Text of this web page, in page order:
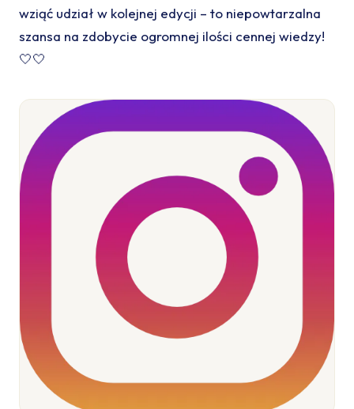
wziąć udział w kolejnej edycji – to niepowtarzalna
szansa na zdobycie ogromnej ilości cennej wiedzy!
🤍🤍